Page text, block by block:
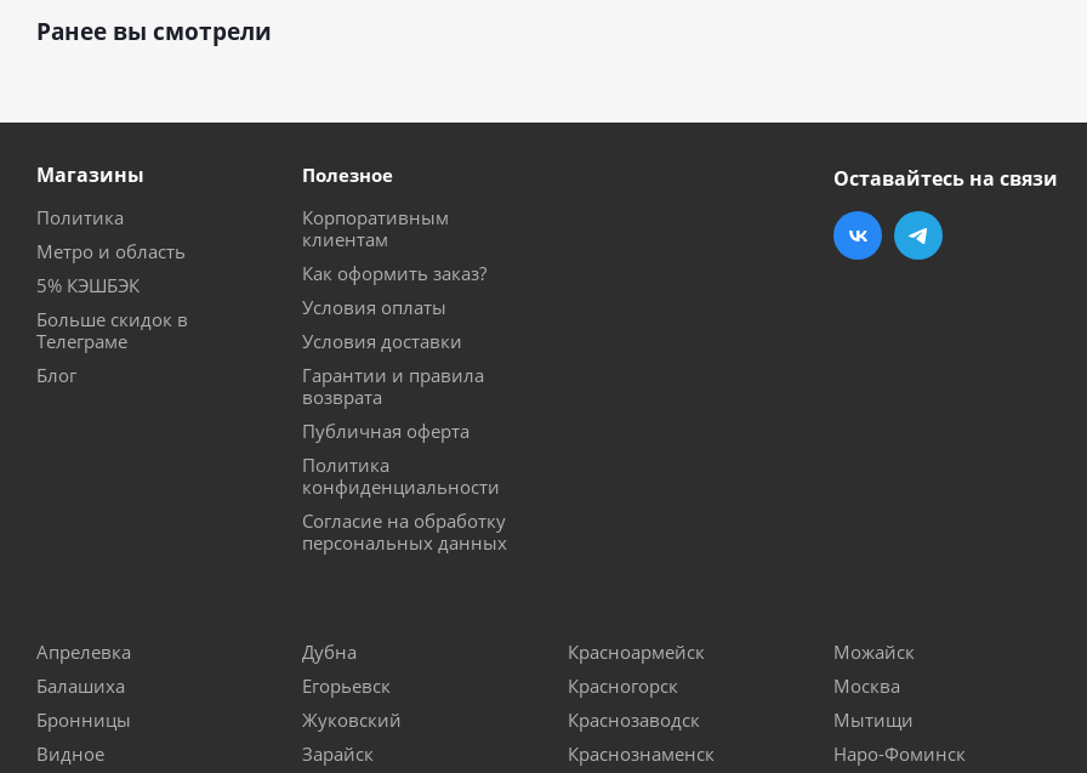
Ранее вы смотрели
Магазины
Политика
Метро и область
5% КЭШБЭК
Больше скидок в
Телеграме
Блог
Полезное
Корпоративным
клиентам
Как оформить заказ?
Условия оплаты
Условия доставки
Гарантии и правила
возврата
Публичная оферта
Политика
конфиденциальности
Согласие на обработку
персональных данных
Оставайтесь на связи
Апрелевка
Балашиха
Бронницы
Видное
Дубна
Егорьевск
Жуковский
Зарайск
Красноармейск
Красногорск
Краснозаводск
Краснознаменск
Можайск
Москва
Мытищи
Наро-Фоминск